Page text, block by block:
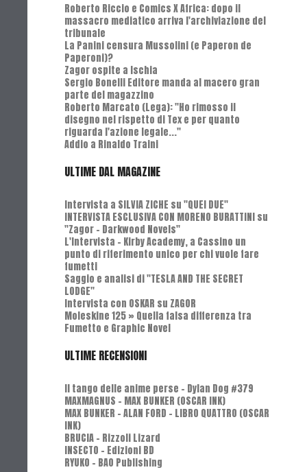
Roberto Riccio e Comics X Africa: dopo il
massacro mediatico arriva l'archiviazione del
tribunale
La Panini censura Mussolini (e Paperon de
Paperoni)?
Zagor ospite a Ischia
Sergio Bonelli Editore manda al macero gran
parte del magazzino
Roberto Marcato (Lega): "Ho rimosso il
disegno nel rispetto di Tex e per quanto
riguarda l'azione legale..."
Addio a Rinaldo Traini
ULTIME DAL MAGAZINE
Intervista a SILVIA ZICHE su "QUEI DUE"
INTERVISTA ESCLUSIVA CON MORENO BURATTINI su
"Zagor - Darkwood Novels"
L'Intervista - Kirby Academy, a Cassino un
punto di riferimento unico per chi vuole fare
fumetti
Saggio e analisi di "TESLA AND THE SECRET
LODGE"
Intervista con OSKAR su ZAGOR
Moleskine 125 » Quella falsa differenza tra
Fumetto e Graphic Novel
ULTIME RECENSIONI
Il tango delle anime perse - Dylan Dog #379
MAXMAGNUS – MAX BUNKER (OSCAR INK)
MAX BUNKER – ALAN FORD – LIBRO QUATTRO (OSCAR
INK)
BRUCIA - Rizzoli Lizard
INSECTO - Edizioni BD
RYUKO - BAO Publishing